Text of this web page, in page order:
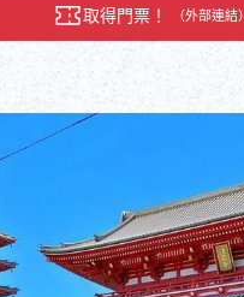
取得門票！ （外部連結）